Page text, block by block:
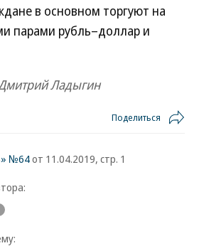
в основном торгуют на
парами рубль–доллар и
Ладыгин
Поделиться
№64от 11.04.2019, стр. 1